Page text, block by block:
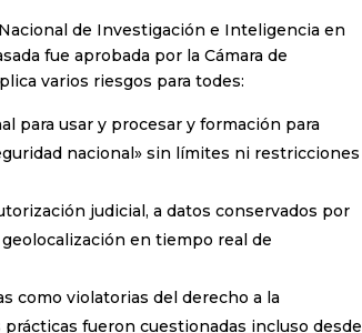
de Investigación e Inteligencia en
fue aprobada por la Cámara de
varios riesgos para todes:
para usar y procesar y formación para
nacional» sin límites ni restricciones
judicial, a datos conservados por
en tiempo real de
como violatorias del derecho a la
fueron cuestionadas incluso desde